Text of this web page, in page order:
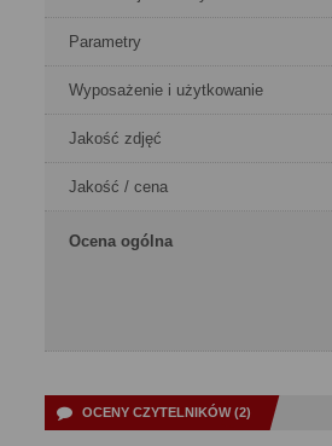
Parametry
Wyposażenie i użytkowanie
Jakość zdjęć
Jakość / cena
Ocena ogólna
OCENY CZYTELNIKÓW (2)